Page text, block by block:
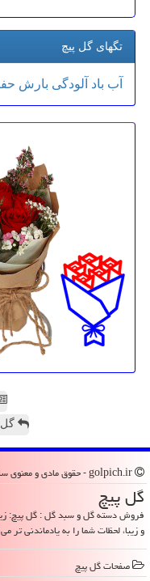
تگهای گل پیچ
آب باد آلودگی بارش
گل پیچ
فروش دسته گل و سبد گل : گل پیچ:
و زیبا، لحظات شما را به یادماندنی تر
صفحات گل پیچ